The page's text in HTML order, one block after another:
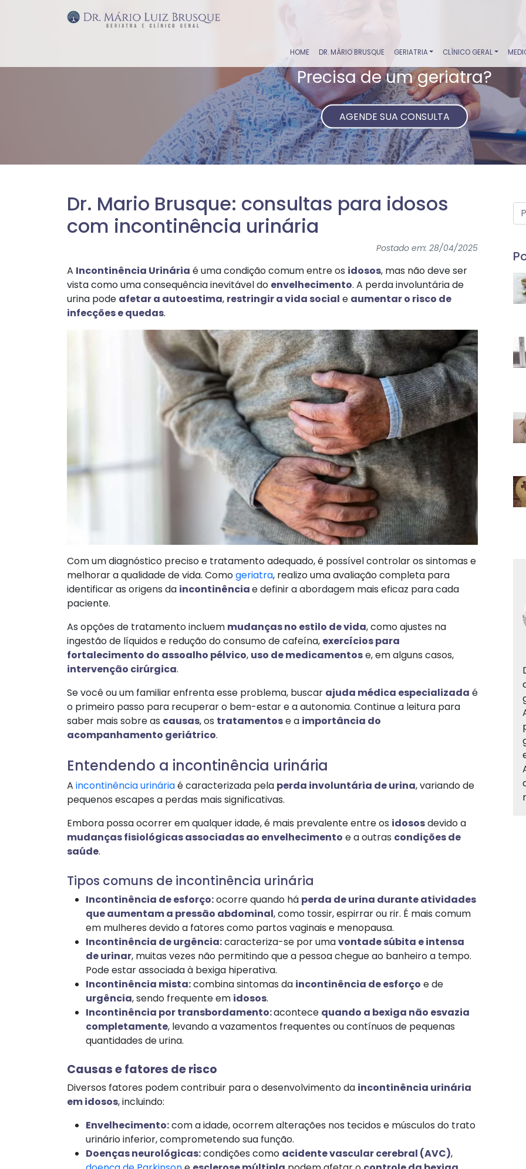
HOME DR. MÁRIO BRUSQUE GERIATRIA CLÍNICO GERAL
Precisa de um geriatra?
AGENDE SUA CONSULTA
Dr. Mario Brusque: consultas para idosos
com incontinência urinária
Postado em: 28/04/2025
A Incontinência Urinária é uma condição comum entre os idosos, mas não deve ser
vista como uma consequência inevitável do envelhecimento. A perda involuntária de
urina pode afetar a autoestima, restringir a vida social e aumentar o risco de
infecções e quedas.
​Com um diagnóstico preciso e tratamento adequado, é possível controlar os sintomas e
melhorar a qualidade de vida. Comogeriatra, realizo uma avaliação completa para
identificar as origens da incontinênciae definir a abordagem mais eficaz para cada
paciente.
As opções de tratamento incluem mudanças no estilo de vida, como ajustes na
ingestão de líquidos e redução do consumo de cafeína, exercícios para
fortalecimento do assoalho pélvico, uso de medicamentose, em alguns casos,
intervenção cirúrgica.
Se você ou um familiar enfrenta esse problema, buscar ajuda médica especializada é
o primeiro passo para recuperar o bem-estar e a autonomia. Continue a leitura para
saber mais sobre as causas, os tratamentose a importância do
acompanhamento geriátrico.
Entendendo a incontinência urinária
​A incontinência urináriaé caracterizada pela perda involuntária de urina, variando de
pequenos escapes a perdas mais significativas.
Embora possa ocorrer em qualquer idade, é mais prevalente entre os idososdevido a
mudanças fisiológicas associadas ao envelhecimento e a outras condições de
saúde.​
Tipos comuns de incontinência urinária
Incontinência de esforço:ocorre quando há perda de urina durante atividades
que aumentam a pressão abdominal, como tossir, espirrar ou rir. É mais comum
em mulheres devido a fatores como partos vaginais e menopausa.​
Incontinência de urgência:caracteriza-se por umavontade súbita e intensa
de urinar, muitas vezes não permitindo que a pessoa chegue ao banheiro a tempo.
Pode estar associada à bexiga hiperativa.​
Incontinência mista:combina sintomas da incontinência de esforço e de
urgência, sendo frequente em idosos.​
Incontinência por transbordamento:acontece quando a bexiga não esvazia
completamente, levando a vazamentos frequentes ou contínuos de pequenas
quantidades de urina.​
Causas e fatores de risco
Diversos fatores podem contribuir para o desenvolvimento da incontinência urinária
em idosos, incluindo:
Envelhecimento:com a idade, ocorrem alterações nos tecidos e músculos do trato
urinário inferior, comprometendo sua função.​
Doenças neurológicas:condições como acidente vascular cerebral (AVC),